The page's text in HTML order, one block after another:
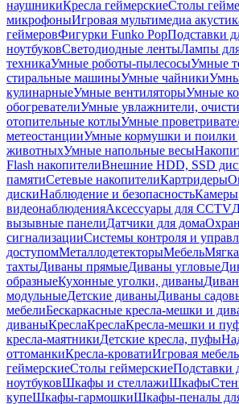
наушникиКресла геймерскиеСтолы
микрофоныИгровая мультимедиа
геймеровФигурки Funko PopПодставки
ноутбуковСветодиодные лентыЛампы
техникаУмные роботы-пылесосыУмные
стиральные машиныУмные чайники
кулинарныеУмные вентиляторыУмные
обогревателиУмные увлажнители,
отопительные котлыУмные
метеостанцииУмные кормушки и поилки
животныхУмные напольные весы
Flash накопителиВнешние HDD, SSD
памятиСетевые накопителиКартридеры
дискиНаблюдение и безопасностьКамеры
видеонаблюденияАксессуары для CCTV
вызывные панелиДатчики для дома
сигнализацииСистемы контроля и
доступомМеталлодетекторыМебель
тахтыДиваны прямыеДиваны угловые
образныеКухонные уголки, диваны
модульныеДетские диваныДиваны
мебелиБескаркасные кресла-мешки и
диваныКреслаКреслаКресла-мешки и
кресла-маятникиДетские кресла, пуфы
оттоманкиКресла-кроватиИгровая мебель
геймерскиеСтолы геймерскиеПодставки
ноутбуковШкафы и стеллажиШкафы
купеШкафы-гармошкиШкафы-пеналы